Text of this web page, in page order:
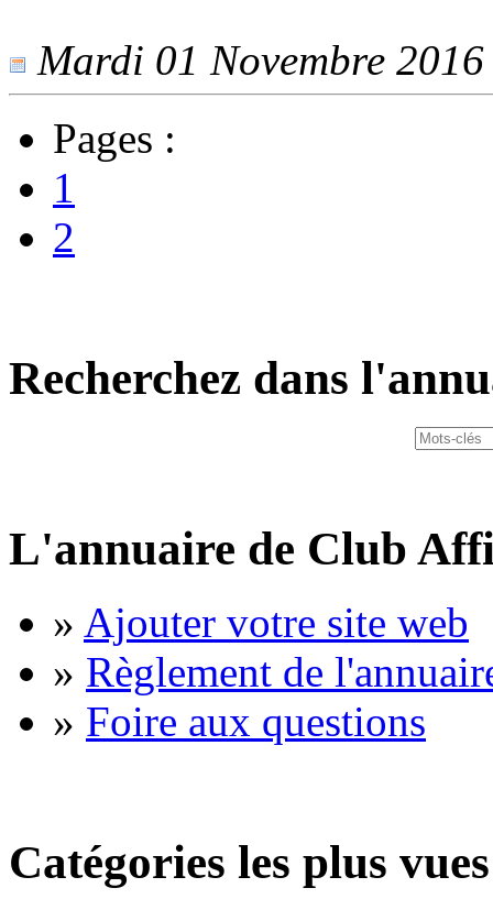
Mardi 01 Novembre
Pages :
1
2
Recherchez dans
L'annuaire de Club
» Ajouter votre site web
» Règlement de
» Foire aux questions
Catégories les plus vues